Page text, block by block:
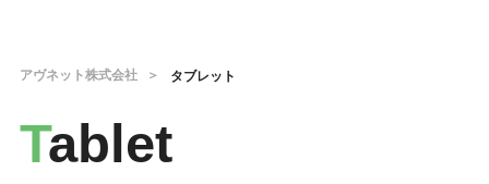
アヴネット株式会社 タブレット
Tablet